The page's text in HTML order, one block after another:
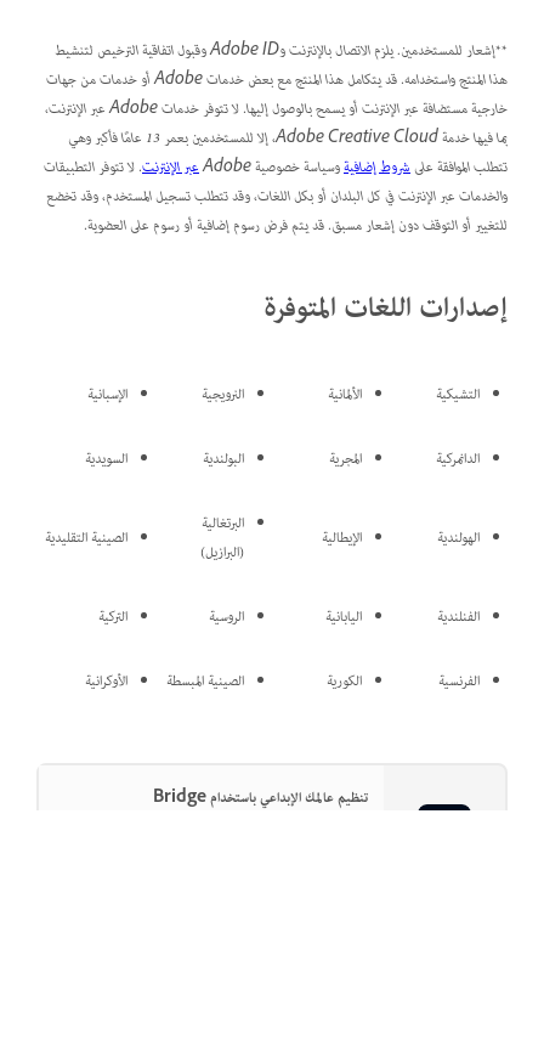
**إشعار للمستخدمين.
يلزم الاتصال بالإنترنت وAdobe ID وقبول اتفاقية الترخيص لتنشيط
هذا المنتج واستخدامه. قد يتكامل هذا المنتج مع بعض خدمات Adobe أو خدمات من جهات
خارجية مستضافة عبر الإنترنت أو يسمح بالوصول إليها. لا تتوفر خدمات Adobe عبر الإنترنت،
بما فيها خدمة Adobe Creative Cloud، إلا للمستخدمين بعمر 13 عامًا فأكبر وهي
تتطلب الموافقة علىشروط إضافيةوسياسة خصوصية Adobe عبر الإنترنت. لا تتوفر التطبيقات
والخدمات عبر الإنترنت في كل البلدان أو بكل اللغات، وقد تتطلب تسجيل المستخدم، وقد تخضع
للتغيير أو التوقف دون إشعار مسبق. قد يتم فرض رسوم إضافية أو رسوم على العضوية.
إصدارات اللغات المتوفرة
التشيكية الألمانية النرويجية الإسبانية
الدانمركية المجرية البولندية السويدية
الهولندية الإيطالية
البرتغالية
(البرازيل)
الصينية التقليدية
الفنلندية اليابانية الروسية التركية
الفرنسية الكورية الصينية المبسطة الأوكرانية
تنظيم عالمك الإبداعي باستخدام Bridge